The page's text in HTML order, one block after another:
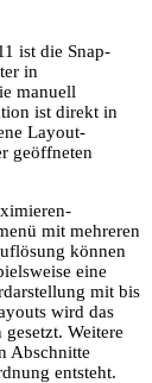
ist die Snap-
in
manuell
ist direkt in
Layout-
geöffneten
mit mehreren
können
eine
mit bis
wird das
Weitere
Abschnitte
entsteht.